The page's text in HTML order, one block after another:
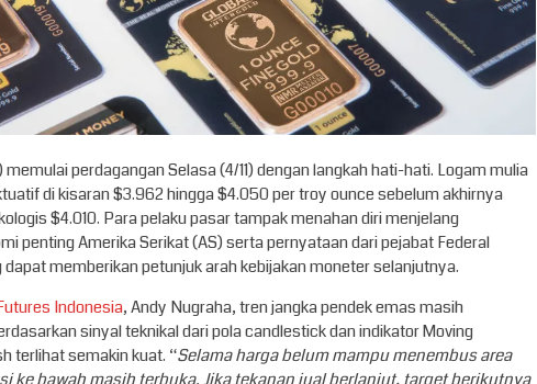
perdagangan Selasa (4/11) dengan langkah hati-hati. Logam mulia
di kisaran $3.962 hingga $4.050 per troy ounce sebelum akhirnya
$4.010. Para pelaku pasar tampak menahan diri menjelang
penting Amerika Serikat (AS) serta pernyataan dari pejabat Federal
dapat memberikan petunjuk arah kebijakan moneter selanjutnya.
Indonesia, Andy Nugraha, tren jangka pendek emas masih
sinyal teknikal dari pola candlestick dan indikator Moving
terlihat semakin kuat. “Selama harga belum mampu menembus area